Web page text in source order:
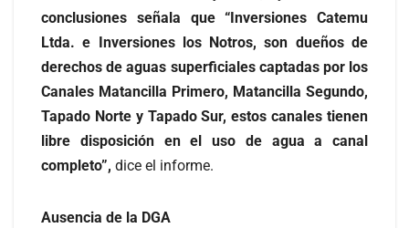
conclusiones señala que “Inversiones Catemu
Ltda. e Inversiones los Notros, son dueños de
derechos de aguas superficiales captadas por los
Canales Matancilla Primero, Matancilla Segundo,
Tapado Norte y Tapado Sur, estos canales tienen
libre disposición en el uso de agua a canal
completo”, dice el informe.
Ausencia de la DGA